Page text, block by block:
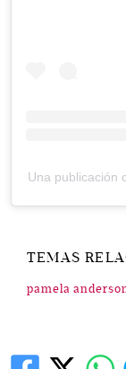
Una publicación
TEMAS
pamela